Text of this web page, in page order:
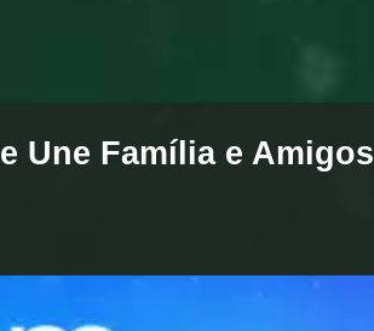
Une Família e Amigos